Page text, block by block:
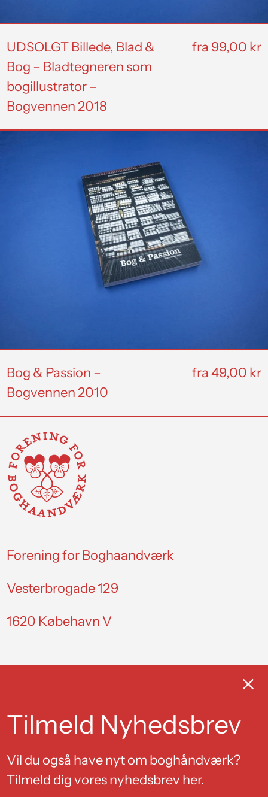
UDSOLGT Billede, Blad &
Bog – Bladtegneren som
bogillustrator –
Bogvennen 2018
fra 99,00 kr
Passion
–
Bogvennen
2010
Bog & Passion –
Bogvennen 2010
fra 49,00 kr
Forening for Boghaandværk
Vesterbrogade 129
1620 Købehavn V
Luk
Tilmeld Nyhedsbrev
Vil du også have nyt om boghåndværk?
Tilmeld dig vores nyhedsbrev her.